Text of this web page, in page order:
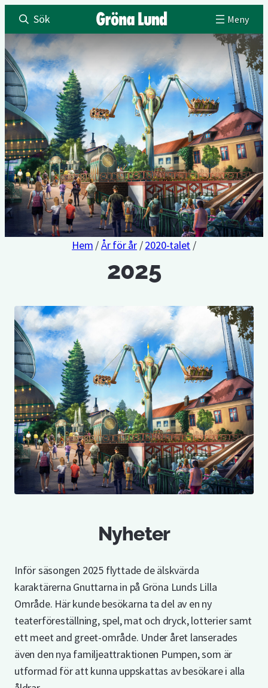
Sök
Hem /År för år /2020-talet /
2025
Nyheter
Inför säsongen 2025 flyttade de älskvärda
karaktärerna Gnuttarna in på Gröna Lunds Lilla
Område. Här kunde besökarna ta del av en ny
teaterföreställning, spel, mat och dryck, lotterier samt
ett meet and greet-område. Under året lanserades
även den nya familjeattraktionen Pumpen, som är
utformad för att kunna uppskattas av besökare i alla